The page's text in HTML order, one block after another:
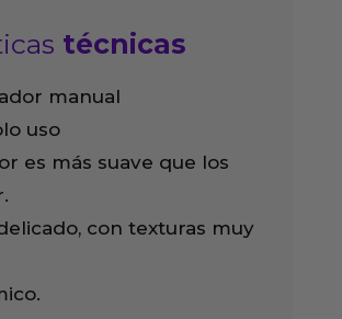
técnicas
manual
uso
es más suave que los
con texturas muy